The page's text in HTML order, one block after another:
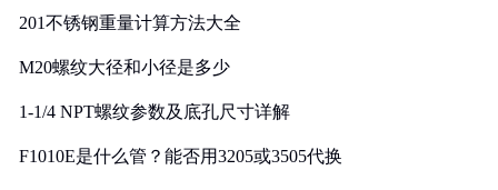
201不锈钢重量计算方法大全
M20螺纹大径和小径是多少
1-1/4 NPT螺纹参数及底孔尺寸详解
F1010E是什么管？能否用3205或3505代换